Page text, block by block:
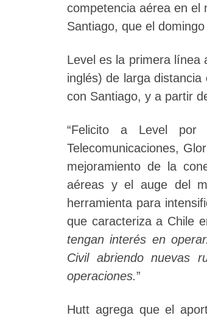
competencia aérea en el
Santiago, que el
Level es la primera línea
inglés) de larga
con Santiago, y a partir
“Felicito a Level
Telecomunicaciones,
mejoramiento de la
aéreas y el auge del
herramienta para
que caracteriza a Chile
tengan interés en
Civil abriendo nuevas
operaciones.”
Hutt agrega que el